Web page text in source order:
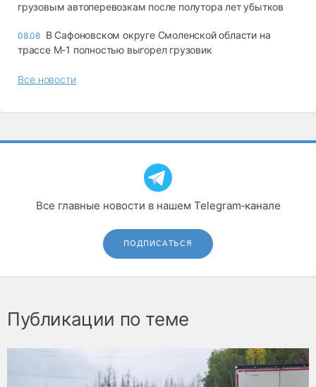
грузовым автоперевозкам после полутора лет убытков
08.08 В Сафоновском округе Смоленской области на
трассе М-1 полностью выгорел грузовик
Все новости
Все главные новости в нашем Telegram‑канале
ПОДПИСАТЬСЯ
Публикации по теме